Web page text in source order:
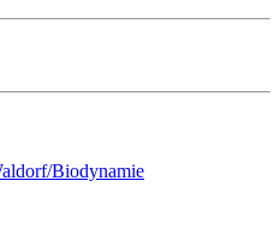
Biodynamie